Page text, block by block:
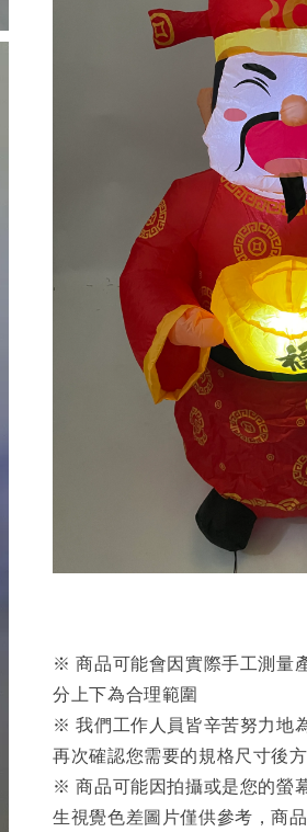
※ 商品可能會因實際手工測量
分上下為合理範圍
※ 我們工作人員皆辛苦努力地
再次確認您需要的規格尺寸後
※ 商品可能因拍攝或是您的螢
生視覺色差圖片僅供參考，商